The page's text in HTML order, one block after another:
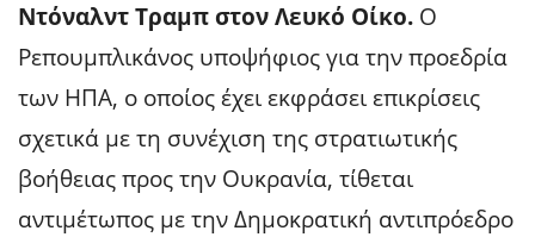
Ντόναλντ Τραμπ στον Λευκό Οίκο. Ο
Ρεπουμπλικάνος υποψήφιος για την προεδρία
των ΗΠΑ, ο οποίος έχει εκφράσει επικρίσεις
σχετικά με τη συνέχιση της στρατιωτικής
βοήθειας προς την Ουκρανία, τίθεται
αντιμέτωπος με την Δημοκρατική αντιπρόεδρο